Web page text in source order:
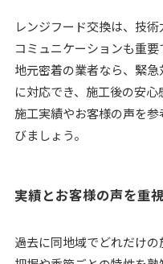
レンジフード交換は、技
コミュニケーションも重要
地元密着の業者なら、緊
に対応でき、施工後の安心
施工実績やお客様の声を
びましょう。
実績とお客様の声を重
過去に同地域でどれだけ